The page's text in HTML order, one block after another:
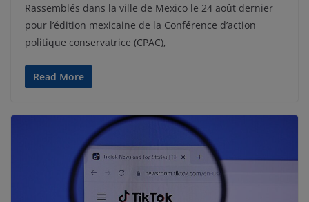
Rassemblés dans la ville de Mexico le 24 août dernier
pour l’édition mexicaine de la Conférence d’action
politique conservatrice (CPAC),
Read More